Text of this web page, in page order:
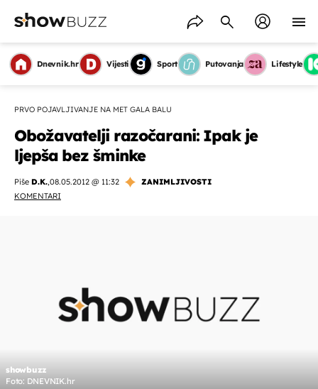
Dnevnik.hr Vijesti Sport Putovanja Lifestyle
PRVO POJAVLJIVANJE NA MET GALA BALU
Obožavatelji razočarani: Ipak je
ljepša bez šminke
Piše D.K.,08.05.2012 @ 11:32
ZANIMLJIVOSTI
KOMENTARI
showbuzz
Foto: DNEVNIK.hr